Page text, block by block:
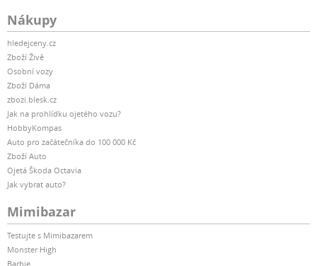
Nákupy
hledejceny.cz
Zboží Živě
Osobní vozy
Zboží Dáma
zbozi.blesk.cz
Jak na prohlídku ojetého vozu?
HobbyKompas
Auto pro začátečníka do 100 000 Kč
Zboží Auto
Ojetá Škoda Octavia
Jak vybrat auto?
Mimibazar
Testujte s Mimibazarem
Monster High
Barbie